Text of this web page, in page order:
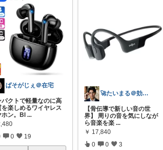
ぱそがじぇ＠在宅
パクトで軽量なのに高
を楽しめるワイヤレス
ホン。Bl ...
0 19
🚀たいまる＠効率至上主義のセレクトニキ
【骨伝導で新しい音の世
界】 周りの音を気にしなが
ら音楽を楽 ...
￥ 17,840
0 0 3